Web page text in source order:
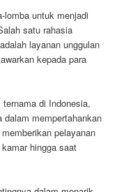
lomba untuk menjadi
satu rahasia
layanan unggulan
kepada para
di Indonesia,
dalam mempertahankan
pelayanan
hingga saat